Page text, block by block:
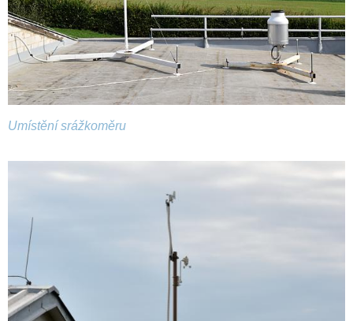
Umístění srážkoměru